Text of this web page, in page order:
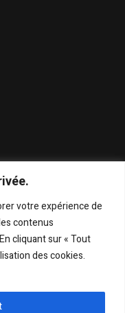
votre expérience de
contenus
cliquant sur « Tout
des cookies.
Diam Terry : Général
absence
dans son
Lô, seul lutteur à
prouesse
Mme Khady Diène